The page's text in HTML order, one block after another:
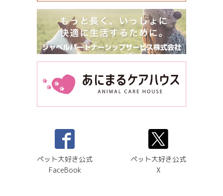
ペット大好き公式
FaceBook
ペット大好き公式
X